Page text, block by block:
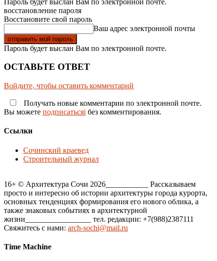
восстановление пароля
Восстановите свой пароль
Ваш адрес электронной почты
Пароль будет выслан Вам по электронной почте.
ОСТАВЬТЕ ОТВЕТ
Войдите, чтобы оставить комментарий
Получать новые комментарии по электронной почте.
Вы можете подписатьсяi без комментирования.
Ссылки
Сочинский краевед
Строительный журнал
16+ © Архитектура Сочи 2026___________ Рассказываем
просто и интересно об истории архитектуры города курорта,
основных тенденциях формирования его нового облика, а
также знаковых событиях в архитектурной
жизни_________________ тел. редакции: +7(988)2387111
Свяжитесь с нами: arch-sochi@mail.ru
Time Machine